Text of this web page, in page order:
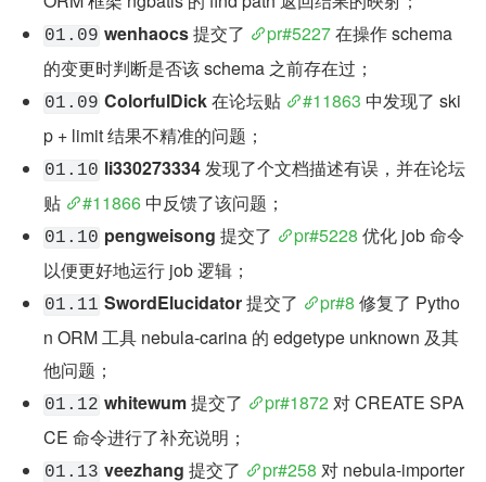
01.09 wenhaocs 提交了 pr#5227 在操作 schema
的变更时判断是否该 schema 之前存在过；
01.09 ColorfulDick 在论坛贴 #11863 中发现了 ski
p + limit 结果不精准的问题；
01.10 li330273334 发现了个文档描述有误，并在论坛
贴
#11866 中反馈了该问题；
01.10 pengweisong 提交了 pr#5228 优化 job 命令
以便更好地运行 job 逻辑；
01.11 SwordElucidator 提交了 pr#8 修复了 Pytho
n ORM 工具 nebula-carina 的 edgetype unknown 及其
他问题；
01.12 whitewum 提交了 pr#1872 对 CREATE SPA
CE 命令进行了补充说明；
01.13 veezhang 提交了 pr#258 对 nebula-importer